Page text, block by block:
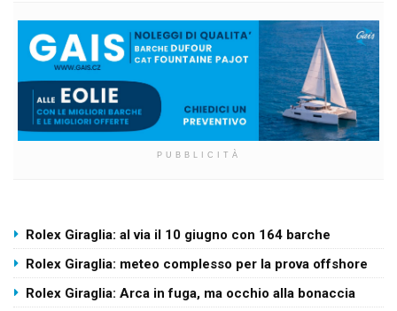
PUBBLICITÀ
Rolex Giraglia: al via il 10 giugno con 164 barche
Rolex Giraglia: meteo complesso per la prova offshore
Rolex Giraglia: Arca in fuga, ma occhio alla bonaccia